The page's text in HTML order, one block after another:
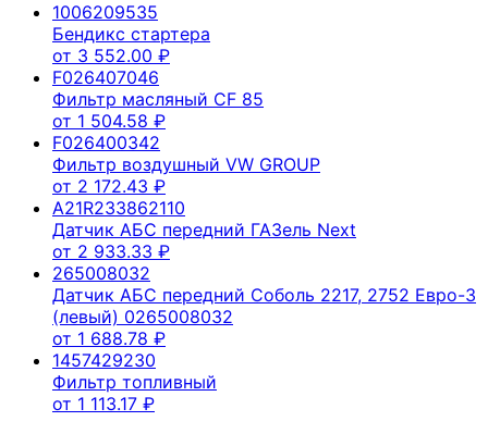
1006209535
Бендикс стартера
от 3 552.00 ₽
F026407046
Фильтр масляный CF 85
от 1 504.58 ₽
F026400342
Фильтр воздушный VW GROUP
от 2 172.43 ₽
A21R233862110
Датчик АБС передний ГАЗель Next
от 2 933.33 ₽
265008032
Датчик АБС передний Соболь 2217, 2752 Евро-3
(левый) 0265008032
от 1 688.78 ₽
1457429230
Фильтр топливный
от 1 113.17 ₽